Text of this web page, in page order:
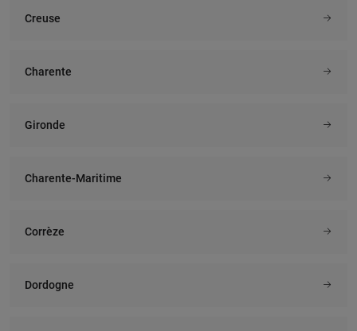
Creuse
Charente
Gironde
Charente-Maritime
Corrèze
Dordogne